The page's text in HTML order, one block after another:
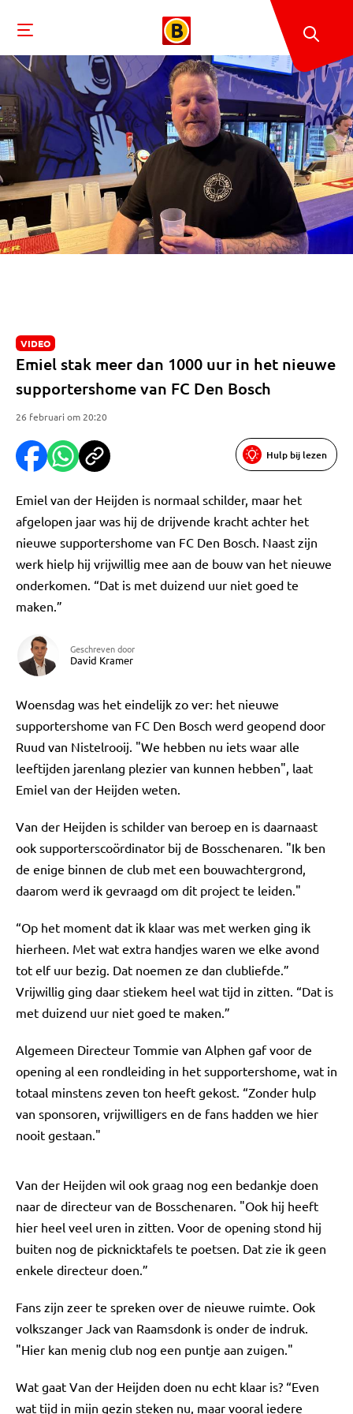
VIDEO
Emiel stak meer dan 1000 uur in het nieuwe
supportershome van FC Den Bosch
26 februari om 20:20
Hulp bij lezen
Emiel van der Heijden is normaal schilder, maar het
afgelopen jaar was hij de drijvende kracht achter het
nieuwe supportershome van FC Den Bosch. Naast zijn
werk hielp hij vrijwillig mee aan de bouw van het nieuwe
onderkomen. “Dat is met duizend uur niet goed te
maken.”
Geschreven door
David Kramer
Woensdag was het eindelijk zo ver: het nieuwe
supportershome van FC Den Bosch werd geopend door
Ruud van Nistelrooij. "We hebben nu iets waar alle
leeftijden jarenlang plezier van kunnen hebben", laat
Emiel van der Heijden weten.
Van der Heijden is schilder van beroep en is daarnaast
ook supporterscoördinator bij de Bosschenaren. "Ik ben
de enige binnen de club met een bouwachtergrond,
daarom werd ik gevraagd om dit project te leiden."
“Op het moment dat ik klaar was met werken ging ik
hierheen. Met wat extra handjes waren we elke avond
tot elf uur bezig. Dat noemen ze dan clubliefde.”
Vrijwillig ging daar stiekem heel wat tijd in zitten. “Dat is
met duizend uur niet goed te maken.”
Algemeen Directeur Tommie van Alphen gaf voor de
opening al een rondleiding in het supportershome, wat in
totaal minstens zeven ton heeft gekost. “Zonder hulp
van sponsoren, vrijwilligers en de fans hadden we hier
nooit gestaan."
Van der Heijden wil ook graag nog een bedankje doen
naar de directeur van de Bosschenaren. "Ook hij heeft
hier heel veel uren in zitten. Voor de opening stond hij
buiten nog de picknicktafels te poetsen. Dat zie ik geen
enkele directeur doen.”
Fans zijn zeer te spreken over de nieuwe ruimte. Ook
volkszanger Jack van Raamsdonk is onder de indruk.
"Hier kan menig club nog een puntje aan zuigen."
Wat gaat Van der Heijden doen nu echt klaar is? “Even
wat tijd in mijn gezin steken nu, maar vooral iedere